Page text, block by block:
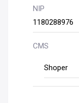
NIP
1180288976
CMS
Shoper